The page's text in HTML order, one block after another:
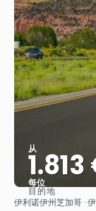
从
每位
目的地
伊利诺伊州芝加哥 ·